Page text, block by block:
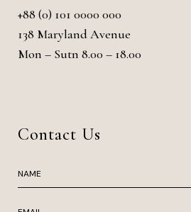
+88 (0) 101 0000 000
138 Maryland Avenue
Mon – Sutn 8.00 – 18.00
Contact Us